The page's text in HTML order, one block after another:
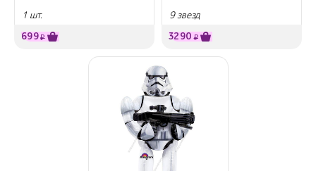
1 шт.
699₽
9 звезд
3290 ₽